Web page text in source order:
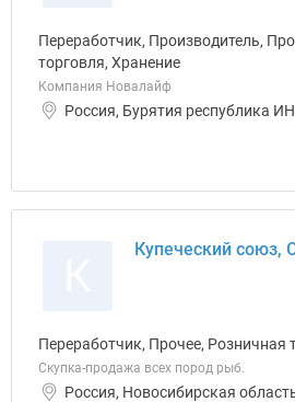
Переработчик, Производитель,
торговля, Хранение
Компания Новалайф
Россия, Бурятия республика
Купеческий союз,
Переработчик, Прочее, Розничная
Скупка-продажа всех пород рыб.
Россия, Новосибирская